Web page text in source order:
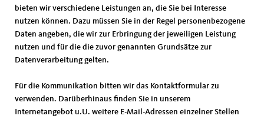
bieten wir verschiedene Leistungen an, die Sie bei Interesse
nutzen können. Dazu müssen Sie in der Regel personenbezogene
Daten angeben, die wir zur Erbringung der jeweiligen Leistung
nutzen und für die die zuvor genannten Grundsätze zur
Datenverarbeitung gelten.
Für die Kommunikation bitten wir das Kontaktformular zu
verwenden. Darüberhinaus finden Sie in unserem
Internetangebot u.U. weitere E-Mail-Adressen einzelner Stellen